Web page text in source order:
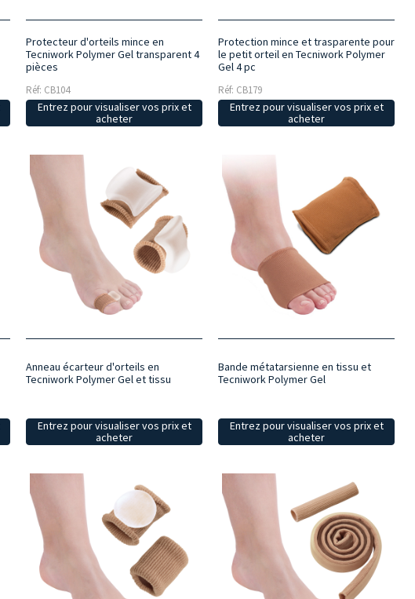
Protecteur d'orteils mince en
Tecniwork Polymer Gel transparent 4
pièces
Réf: CB104
Entrez pour visualiser vos prix et
acheter
Protection mince et trasparente pour
le petit orteil en Tecniwork Polymer
Gel 4 pc
Réf: CB179
Entrez pour visualiser vos prix et
acheter
Anneau écarteur d'orteils en
Tecniwork Polymer Gel et tissu
Entrez pour visualiser vos prix et
acheter
Bande métatarsienne en tissu et
Tecniwork Polymer Gel
Entrez pour visualiser vos prix et
acheter